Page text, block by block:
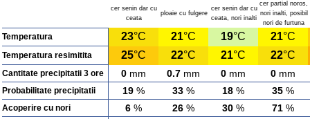
cer senin dar cu
ceata
ploaie cu fulgere
cer senin dar cu
ceata, nori inalti
cer partial noros,
nori inalti, posibil
nori de furtuna
Temperatura 23°C 21°C 19°C 21°C
Temperatura resimitita 25°C 22°C 21°C 22°C
Cantitate precipitatii 3 ore 0 mm 0.7 mm 0 mm 0 mm
Probabilitate precipitatii 19 % 33 % 18 % 35 %
Acoperire cu nori 6 % 26 % 30 % 71 %